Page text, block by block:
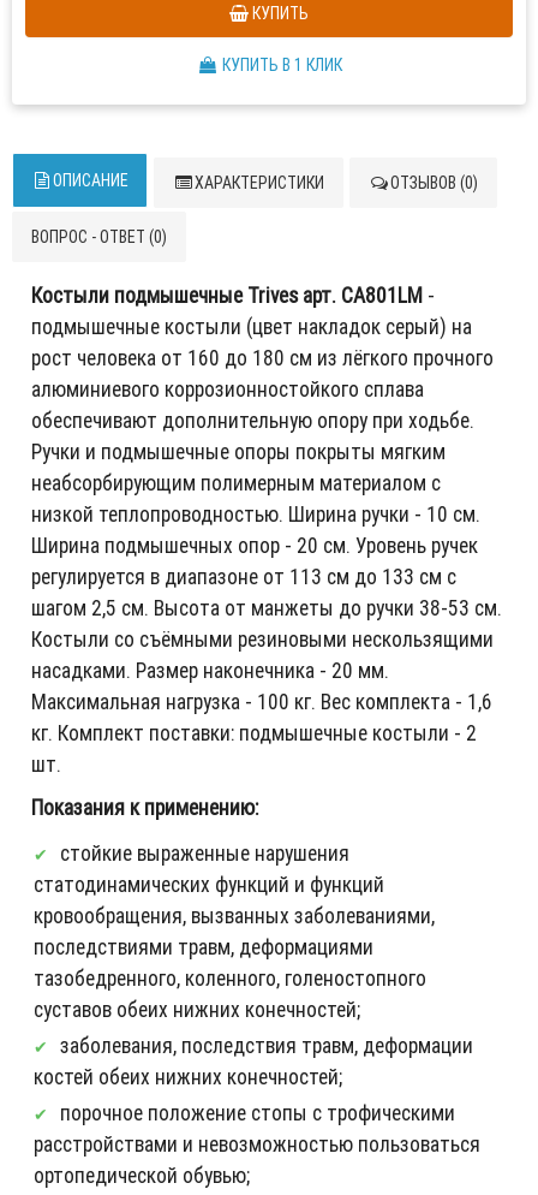
КУПИТЬ
КУПИТЬ В 1 КЛИК
ОПИСАНИЕ ХАРАКТЕРИСТИКИ ОТЗЫВОВ (0)
ВОПРОС - ОТВЕТ (0)
Костыли подмышечные Trives арт. CA801LM -
подмышечные костыли (цвет накладок серый) на
рост человека от 160 до 180 см из лёгкого прочного
алюминиевого коррозионностойкого сплава
обеспечивают дополнительную опору при ходьбе.
Ручки и подмышечные опоры покрыты мягким
неабсорбирующим полимерным материалом с
низкой теплопроводностью. Ширина ручки - 10 см.
Ширина подмышечных опор - 20 см. Уровень ручек
регулируется в диапазоне от 113 см до 133 см с
шагом 2,5 см. Высота от манжеты до ручки 38-53 см.
Костыли со съёмными резиновыми нескользящими
насадками. Размер наконечника - 20 мм.
Максимальная нагрузка - 100 кг. Вес комплекта - 1,6
кг. Комплект поставки: подмышечные костыли - 2
шт.
Показания к применению:
стойкие выраженные нарушения
статодинамических функций и функций
кровообращения, вызванных заболеваниями,
последствиями травм, деформациями
тазобедренного, коленного, голеностопного
суставов обеих нижних конечностей;
заболевания, последствия травм, деформации
костей обеих нижних конечностей;
порочное положение стопы с трофическими
расстройствами и невозможностью пользоваться
ортопедической обувью;